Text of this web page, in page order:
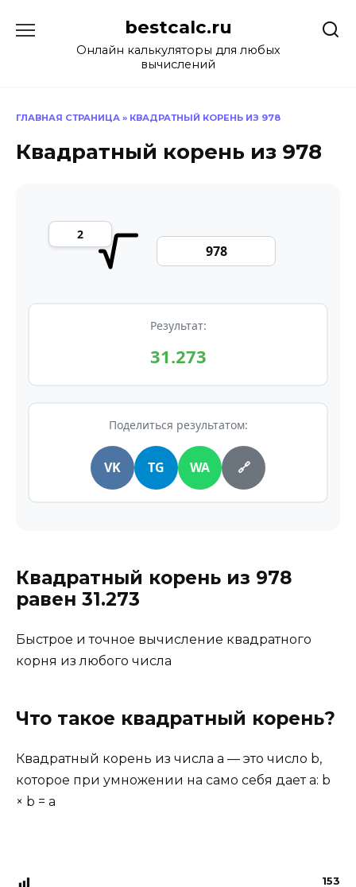
содержанию
bestcalc.ru
Онлайн калькуляторы для любых
вычислений
ГЛАВНАЯ СТРАНИЦА » КВАДРАТНЫЙ КОРЕНЬ ИЗ 978
Квадратный корень из 978
Результат:
31.273
Поделиться результатом:
VK TG WA 🔗
Квадратный корень из 978
равен 31.273
Быстрое и точное вычисление квадратного
корня из любого числа
Что такое квадратный корень?
Квадратный корень из числа a — это число b,
которое при умножении на само себя дает a: b
× b = a
153